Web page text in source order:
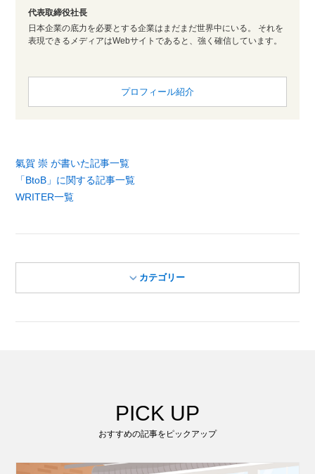
代表取締役社長
日本企業の底力を必要とする企業はまだまだ世界中にいる。 それを
表現できるメディアはWebサイトであると、強く確信しています。
プロフィール紹介
氣賀 崇 が書いた記事一覧
「BtoB」に関する記事一覧
WRITER一覧
カテゴリー
PICK UP
おすすめの記事をピックアップ